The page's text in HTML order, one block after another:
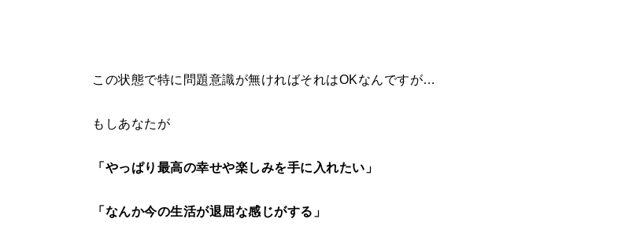
この状態で特に問題意識が無ければそれはOKなんですが…
もしあなたが
「やっぱり最高の幸せや楽しみを手に入れたい」
「なんか今の生活が退屈な感じがする」